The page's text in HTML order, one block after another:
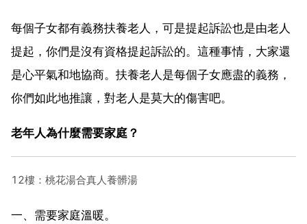
每個子女都有義務扶養老人，可是提起訴訟也是由老人
提起，你們是沒有資格提起訴訟的。這種事情，大家還
是心平氣和地協商。扶養老人是每個子女應盡的義務，
你們如此地推讓，對老人是莫大的傷害吧。
老年人為什麼需要家庭？
12樓：桃花湯合真人養髒湯
一、需要家庭溫暖。